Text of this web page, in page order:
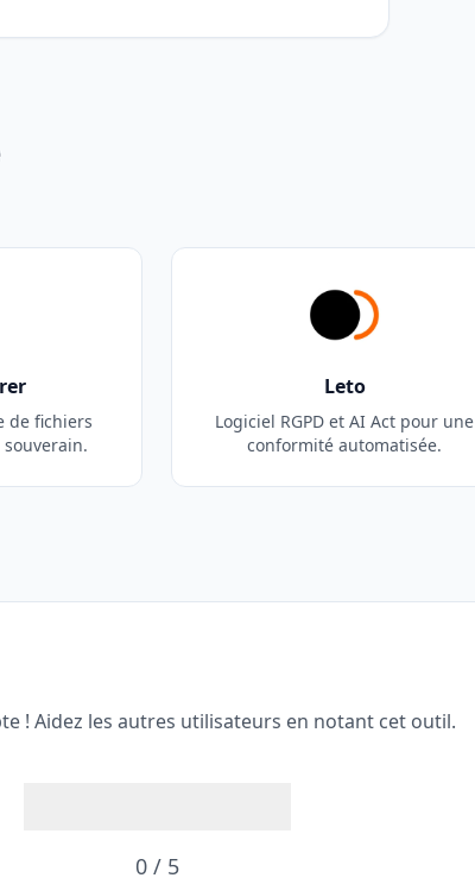
de fichiers
Leto
Logiciel RGPD et AI Act pour une
conformité automatisée.
! Aidez les autres utilisateurs en notant cet outil.
0 / 5